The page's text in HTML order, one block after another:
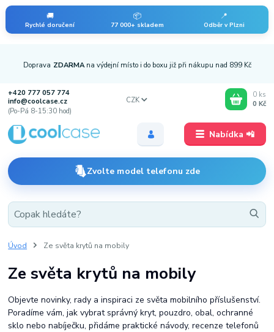
🚚
Rychlé doručení
📦
77 000+ skladem
📍
Odběr v Plzni
Nabídka 📲
Doprava ZDARMA na výdejní místo i do boxu již při nákupu nad 899 Kč
+420 777 057 774
info@coolcase.cz
(Po-Pá 8-15:30 hod)
Zvolte model telefonu zde
CZK
0 ks
0 Kč
Úvod Ze světa krytů na mobily
Ze světa krytů na mobily
Objevte novinky, rady a inspiraci ze světa mobilního příslušenství.
Poradíme vám, jak vybrat správný kryt, pouzdro, obal, ochranné
sklo nebo nabíječku, přidáme praktické návody, recenze telefonů